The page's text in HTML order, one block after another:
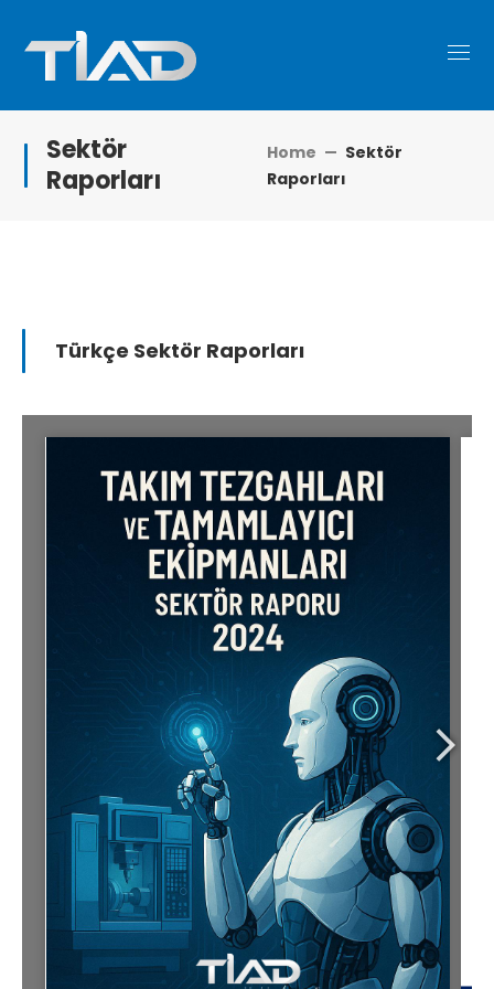
Sektör
Raporları
Home
Sektör
Raporları
Türkçe Sektör Raporları